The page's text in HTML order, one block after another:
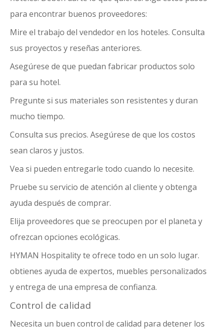
para encontrar buenos proveedores:
Mire el trabajo del vendedor en los hoteles. Consulta
sus proyectos y reseñas anteriores.
Asegúrese de que puedan fabricar productos solo
para su hotel.
Pregunte si sus materiales son resistentes y duran
mucho tiempo.
Consulta sus precios. Asegúrese de que los costos
sean claros y justos.
Vea si pueden entregarle todo cuando lo necesite.
Pruebe su servicio de atención al cliente y obtenga
ayuda después de comprar.
Elija proveedores que se preocupen por el planeta y
ofrezcan opciones ecológicas.
HYMAN Hospitality te ofrece todo en un solo lugar.
obtienes ayuda de expertos, muebles personalizados
y entrega de una empresa de confianza.
Control de calidad
Necesita un buen control de calidad para detener los